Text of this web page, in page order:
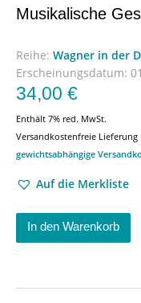
Musikalische
Reihe: Wagner in der
Erscheinungsdatum:
34,00 €
Enthält 7% red. MwSt.
Versandkostenfreie
gewichtsabhängige
Auf die Merkliste
In den Warenkorb